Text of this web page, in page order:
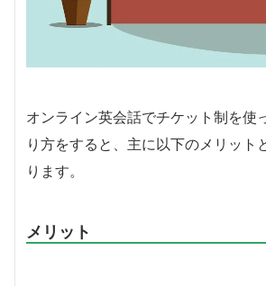
オンライン英会話でチケット制を使
り方をすると、主に以下のメリット
ります。
メリット